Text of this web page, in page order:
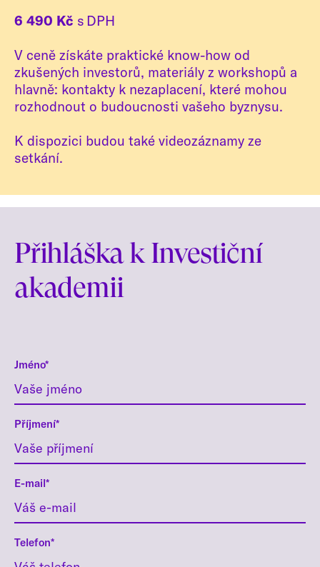
6 490 Kč s DPH
V ceně získáte praktické know-how od
zkušených investorů, materiály z workshopů a
hlavně: kontakty k nezaplacení, které mohou
rozhodnout o budoucnosti vašeho byznysu.
K dispozici budou také videozáznamy ze
setkání.
Přihláška k Investiční
akademii
Jméno*
Příjmení*
E-mail*
Telefon*